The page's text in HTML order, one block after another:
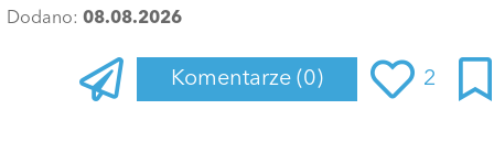
Dodano: 08.08.2026
Komentarze (0) 2